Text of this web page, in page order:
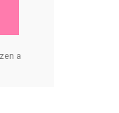
a